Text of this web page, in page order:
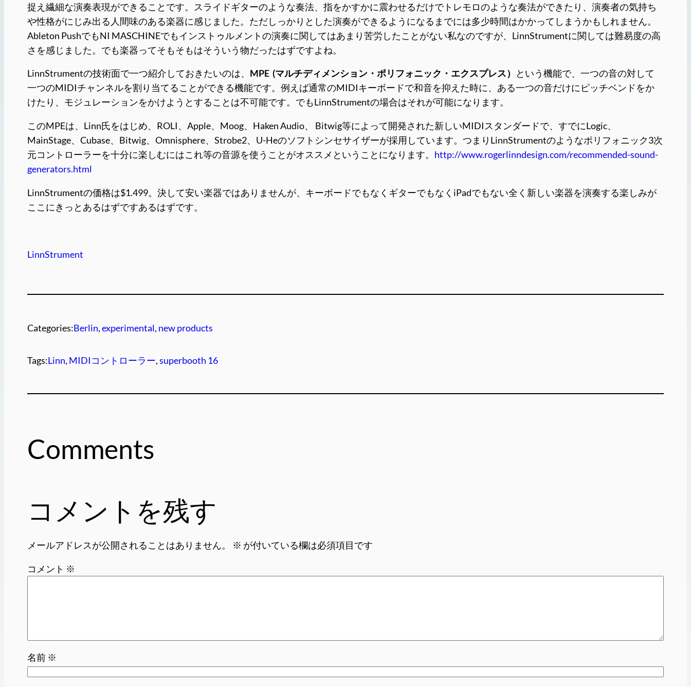
捉え繊細な演奏表現ができることです。スライドギターのような奏法、指をかすかに震わせるだけでトレモロのような奏法ができたり、演奏者の気持ち
や性格がにじみ出る人間味のある楽器に感じました。ただしっかりとした演奏ができるようになるまでには多少時間はかかってしまうかもしれません。
Ableton PushでもNI MASCHINEでもインストゥルメントの演奏に関してはあまり苦労したことがない私なのですが、LinnStrumentに関しては難易度の高
さを感じました。でも楽器ってそもそもはそういう物だったはずですよね。
LinnStrumentの技術面で一つ紹介しておきたいのは、 MPE (マルチディメンション・ポリフォニック・エクスプレス）
という機能で、一つの音の対して
一つのMIDIチャンネルを割り当てることができる機能です。例えば通常のMIDIキーボードで和音を抑えた時に、ある一つの音だけにピッチベンドをか
けたり、モジュレーションをかけようとすることは不可能です。でもLinnStrumentの場合はそれが可能になります。
このMPEは、Linn氏をはじめ、ROLI、Apple、Moog、Haken Audio、 Bitwig等によって開発された新しいMIDIスタンダードで、すでにLogic、
MainStage、Cubase、Bitwig、Omnisphere、Strobe2、U-Heのソフトシンセサイザーが採用しています。つまりLinnStrumentのようなポリフォニック3次
元コントローラーを十分に楽しむにはこれ等の音源を使うことがオススメということになります。 http://www.rogerlinndesign.com/recommended-sound-
generators.html
LinnStrumentの価格は$1.499。決して安い楽器ではありませんが、キーボードでもなくギターでもなくiPadでもない全く新しい楽器を演奏する楽しみが
ここにきっとあるはずですあるはずです。
LinnStrument
Categories:Berlin, experimental, new products
Tags:Linn, MIDIコントローラー, superbooth 16
Comments
コメントを残す
メールアドレスが公開されることはありません。 ※ が付いている欄は必須項目です
コメント ※
名前 ※